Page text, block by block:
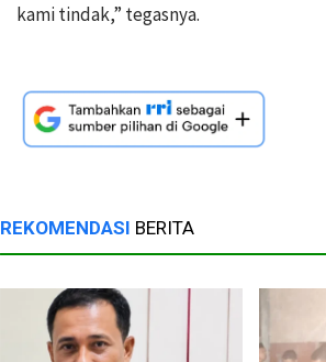
kami tindak,” tegasnya.
REKOMENDASI BERITA